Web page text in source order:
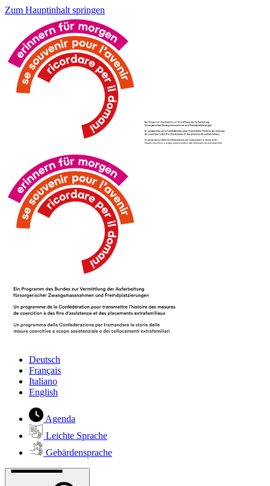
Zum Hauptinhalt springen
Deutsch
Français
Italiano
English
Agenda
Leichte Sprache
Gebärdensprache